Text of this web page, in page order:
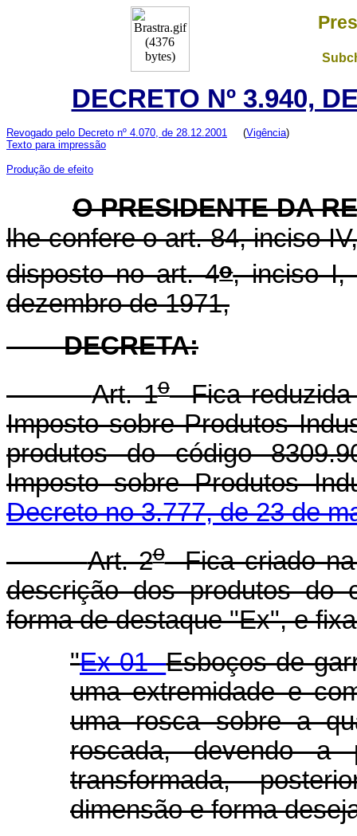
DECRETO Nº 3.940,
Revogado pelo Decreto nº 4.070, de 28.12.2001 (Vigência)
Texto para impressão
Produção de efeito
O PRESIDENTE DA
lhe confere o art. 84, inciso
disposto no art. 4o, inciso I,
dezembro de 1971,
DECRETA:
Art. 1oFica reduzida
Imposto sobre Produtos
produtos do código
Imposto sobre Produtos
Decreto no 3.777, de 23 de
Art. 2oFica criado na
descrição dos produtos do
forma de destaque "Ex", e
"Ex-01Esboços de
uma extremidade e
uma rosca sobre a
roscada, devendo
transformada,
dimensão e forma